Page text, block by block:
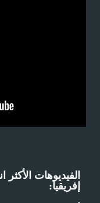
الفيديوهات
إفريقيا: